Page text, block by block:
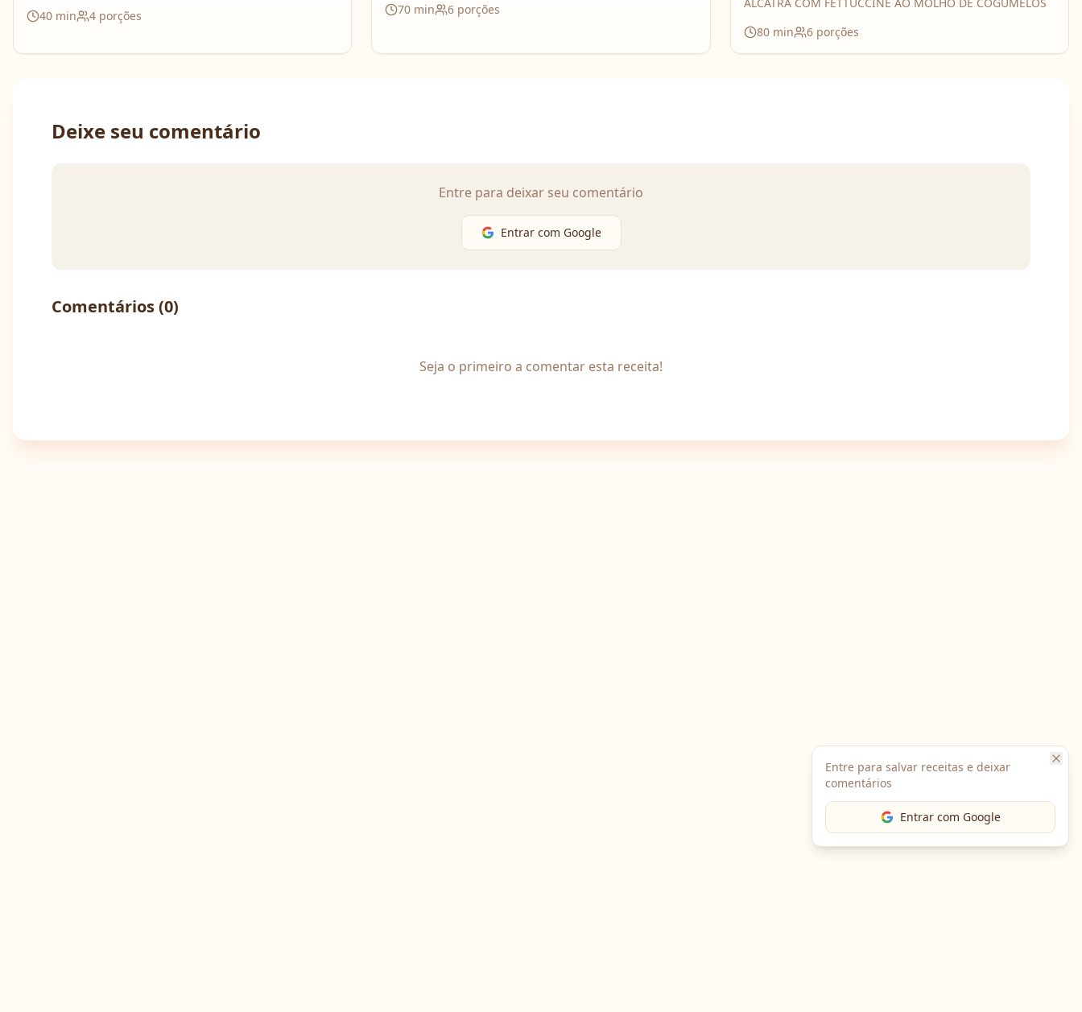
Entre para salvar receitas e deixar
comentários
Entrar com Google
40 min 4 porções
70 min 6 porções
80min 6porções
Deixe seu comentário
Entre para deixar seu comentário
Entrar com Google
Comentários (0)
Seja o primeiro a comentar esta receita!